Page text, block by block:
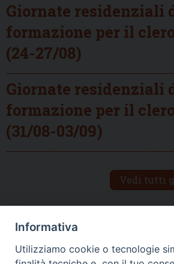
Giornate residenziali
formazione per il
(24-27/08)
Giornate residenziali
formazione per il
(31/08-03/09)
Vedi tutti
DIOCESI SUBURBICARIA
Contatti:Tel.: 06.93268401 -
Informativa
Utilizziamo cookie o tecnologie